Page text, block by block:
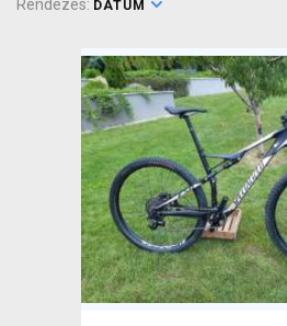
Rendezés: DÁTUM